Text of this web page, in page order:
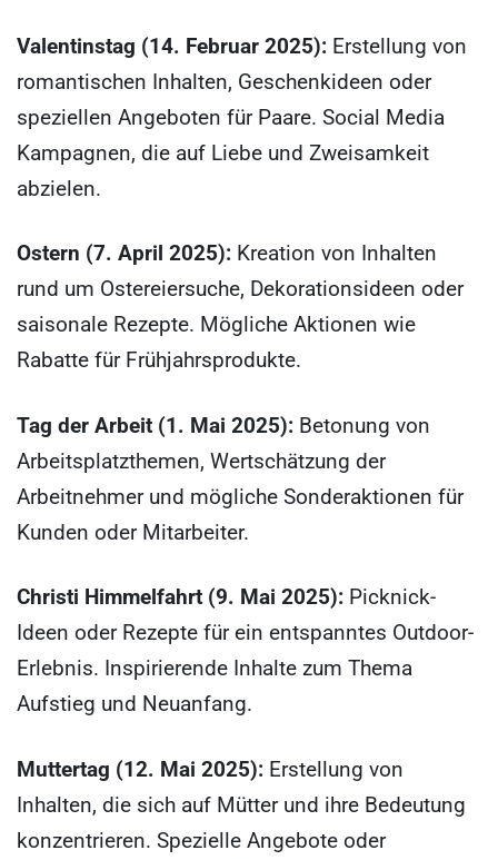
Valentinstag (14. Februar 2025): Erstellung von
romantischen Inhalten, Geschenkideen oder
speziellen Angeboten für Paare. Social Media
Kampagnen, die auf Liebe und Zweisamkeit
abzielen.
Ostern (7. April 2025): Kreation von Inhalten
rund um Ostereiersuche, Dekorationsideen oder
saisonale Rezepte. Mögliche Aktionen wie
Rabatte für Frühjahrsprodukte.
Tag der Arbeit (1. Mai 2025): Betonung von
Arbeitsplatzthemen, Wertschätzung der
Arbeitnehmer und mögliche Sonderaktionen für
Kunden oder Mitarbeiter.
Christi Himmelfahrt (9. Mai 2025): Picknick-
Ideen oder Rezepte für ein entspanntes Outdoor-
Erlebnis. Inspirierende Inhalte zum Thema
Aufstieg und Neuanfang.
Muttertag (12. Mai 2025): Erstellung von
Inhalten, die sich auf Mütter und ihre Bedeutung
konzentrieren. Spezielle Angebote oder